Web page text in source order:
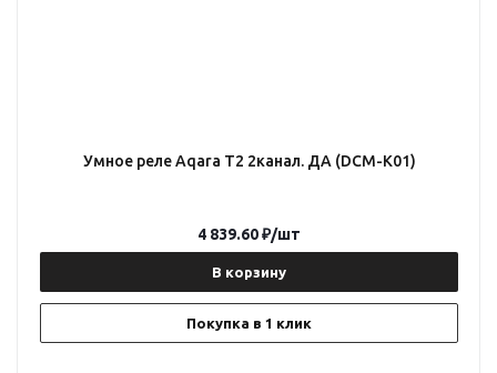
Умное реле Aqara T2 2канал. ДА (DCM-K01)
В корзину
Покупка в 1 клик
4 839.60₽/шт